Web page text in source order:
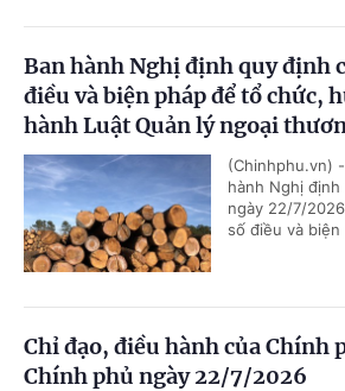
Ban hành Nghị định quy định
điều và biện pháp để tổ chức,
hành Luật Quản lý ngoại
(Chinhphu.vn)
hành Nghị
ngày 22/7/
số điều và
Chỉ đạo, điều hành của Chính
Chính phủ ngày 22/7/2026